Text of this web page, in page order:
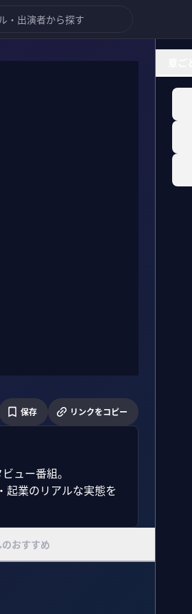
保存 リンクをコピー
ュー番組。
起業のリアルな実態を
おすすめ